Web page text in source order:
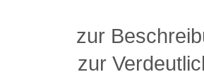
zur
zur